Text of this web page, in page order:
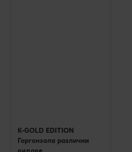
K-GOLD EDITION
Горгонзола различни